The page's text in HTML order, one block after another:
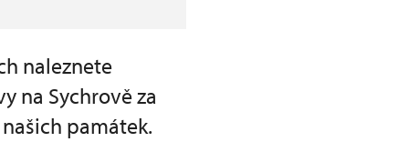
naleznete
na Sychrově za
památek.